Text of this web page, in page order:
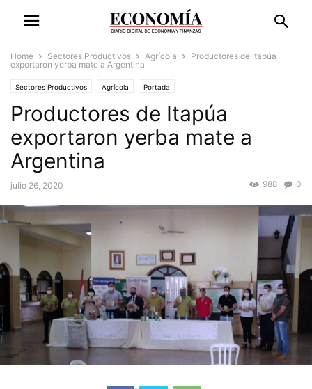
Home Sectores Productivos Agrícola
Productores de Itapúa
exportaron yerba mate a Argentina
Sectores Productivos Agrícola Portada
Productores de Itapúa
exportaron yerba mate a
Argentina
julio 26, 2020 0
988